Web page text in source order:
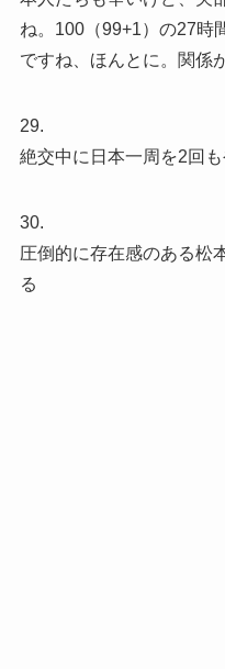
ね。100（99+1）の27時
ですね、ほんとに。関係
29.
絶交中に日本一周を2回
30.
圧倒的に存在感のある松
る